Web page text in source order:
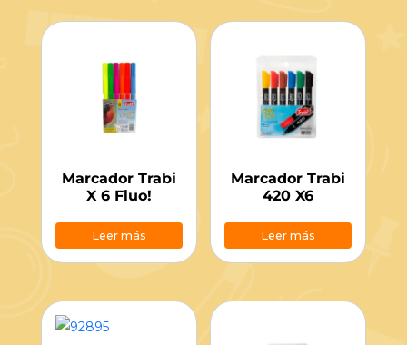
Marcador Trabi
X 6 Fluo!
Leer más
Marcador Trabi
420 X6
Leer más